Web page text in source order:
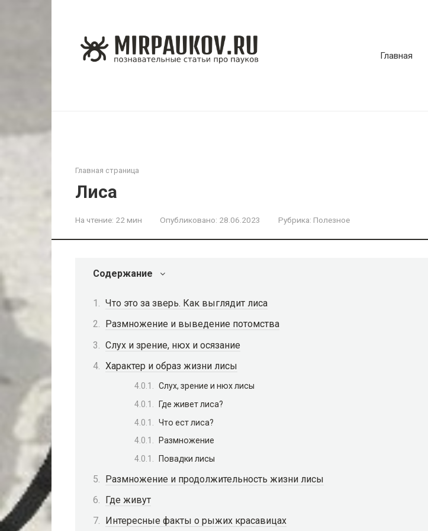
Главная
Главная страница
Лиса
На чтение: 22 мин Опубликовано: 28.06.2023 Рубрика: Полезное
Содержание
Что это за зверь. Как выглядит лиса
Размножение и выведение потомства
Слух и зрение, нюх и осязание
Характер и образ жизни лисы
Слух, зрение и нюх лисы
Где живет лиса?
Что ест лиса?
Размножение
Повадки лисы
Размножение и продолжительность жизни лисы
Где живут
Интересные факты о рыжих красавицах